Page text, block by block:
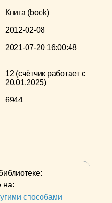
Книга (book)
2012-02-08
2021-07-20 16:00:48
12 (счётчик работает с
20.01.2025)
6944
на:
способами